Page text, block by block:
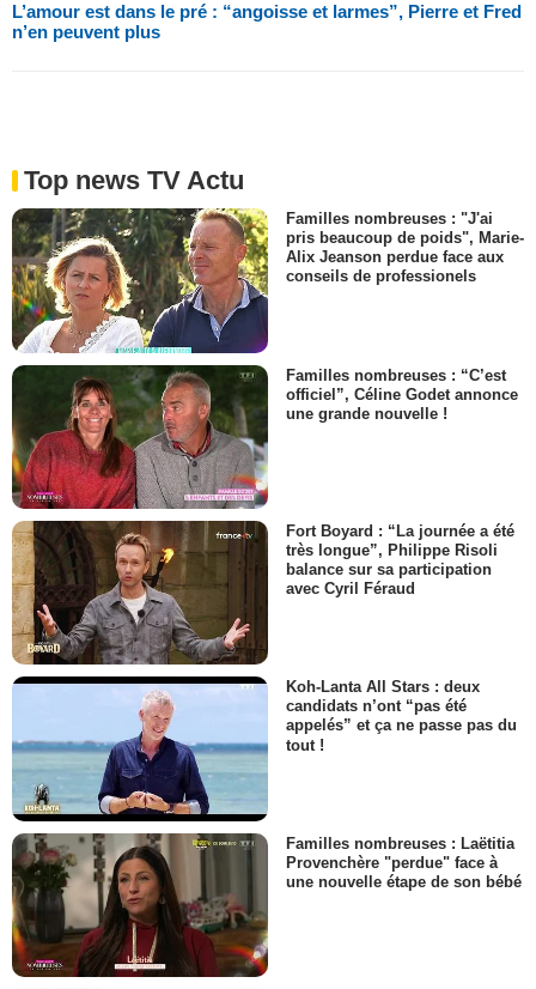
L’amour est dans le pré : “angoisse et larmes”, Pierre et Fred
n’en peuvent plus
Top news TV Actu
Familles nombreuses : "J'ai
pris beaucoup de poids", Marie-
Alix Jeanson perdue face aux
conseils de professionels
Familles nombreuses : “C’est
officiel”, Céline Godet annonce
une grande nouvelle !
Fort Boyard : “La journée a été
très longue”, Philippe Risoli
balance sur sa participation
avec Cyril Féraud
Koh-Lanta All Stars : deux
candidats n’ont “pas été
appelés” et ça ne passe pas du
tout !
Familles nombreuses : Laëtitia
Provenchère "perdue" face à
une nouvelle étape de son bébé